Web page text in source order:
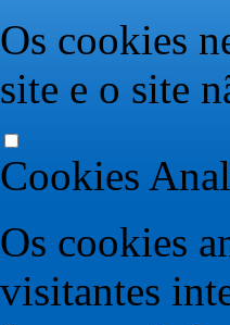
Os cookies
site e o site
Cookies
Os cookies
visitantes